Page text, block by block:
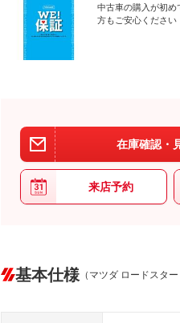
中古車の購入が初め
方もご安心ください
在庫確認・
来店予約
基本仕様 （マツダ ロードスタ